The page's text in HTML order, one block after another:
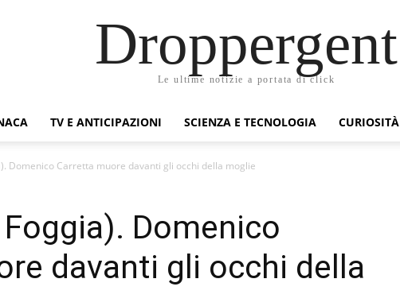
Droppergent
Le ultime notizie a portata di click
TV E ANTICIPAZIONI SCIENZA E TECNOLOGIA CURIOSITÀ
Domenico Carretta muore davanti gli occhi della moglie
Domenico
davanti gli occhi della